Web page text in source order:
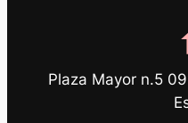
Plaza Mayor n.5